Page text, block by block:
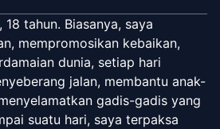
18 tahun. Biasanya, saya
mempromosikan kebaikan,
dunia, setiap hari
jalan, membantu anak-
gadis-gadis yang
suatu hari, saya terpaksa